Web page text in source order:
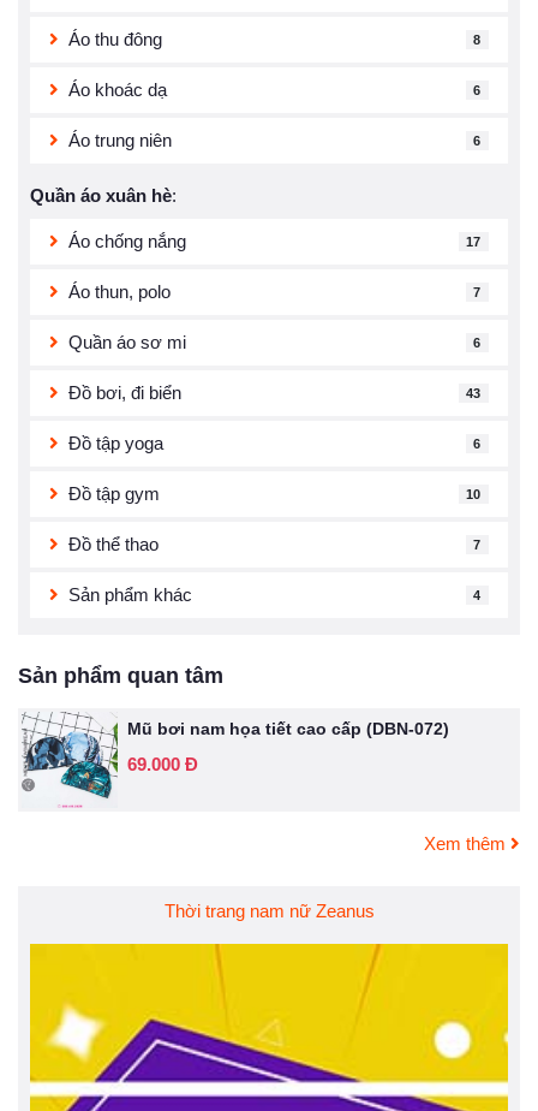
Áo thu đông 8
Áo khoác dạ 6
Áo trung niên 6
Quần áo xuân hè:
Áo chống nắng 17
Áo thun, polo 7
Quần áo sơ mi 6
Đồ bơi, đi biển 43
Đồ tập yoga 6
Đồ tập gym 10
Đồ thể thao 7
Sản phẩm khác 4
Sản phẩm quan tâm
Mũ bơi nam họa tiết cao cấp (DBN-072)
69.000 Đ
Xem thêm
Thời trang nam nữ Zeanus